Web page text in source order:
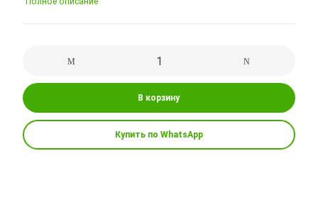
В корзину
Купить по WhatsApp